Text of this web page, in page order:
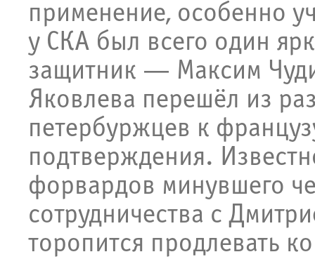
применение, особенно
у СКА был всего один
защитник — Максим
Яковлева перешёл из
петербуржцев к
подтверждения.
форвардов минувшего
сотрудничества с
торопится продлевать